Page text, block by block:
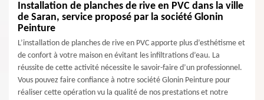
Installation de planches de rive en PVC dans la ville
de Saran, service proposé par la société Glonin
Peinture
L’installation de planches de rive en PVC apporte plus d’esthétisme et
de confort à votre maison en évitant les infiltrations d’eau. La
réussite de cette activité nécessite le savoir-faire d’un professionnel.
Vous pouvez faire confiance à notre société Glonin Peinture pour
réaliser cette opération vu la qualité de nos prestations et notre